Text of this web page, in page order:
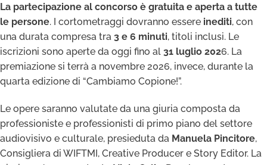
La partecipazione al concorso è gratuita e aperta a tutte
le persone. I cortometraggi dovranno essere inediti, con
una durata compresa tra 3 e 6 minuti, titoli inclusi. Le
iscrizioni sono aperte da oggi fino al 31 luglio 2026. La
premiazione si terrà a novembre 2026, invece, durante la
quarta edizione di “Cambiamo Copione!”.
Le opere saranno valutate da una giuria composta da
professioniste e professionisti di primo piano del settore
audiovisivo e culturale, presieduta da Manuela Pincitore,
Consigliera di WIFTMI, Creative Producer e Story Editor. La